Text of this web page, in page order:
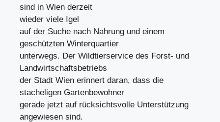
sind in Wien derzeit
wieder viele Igel
auf der Suche nach Nahrung und einem
geschützten Winterquartier
unterwegs. Der Wildtierservice des Forst- und
Landwirtschaftsbetriebs
der Stadt Wien erinnert daran, dass die
stacheligen Gartenbewohner
gerade jetzt auf rücksichtsvolle Unterstützung
angewiesen sind.